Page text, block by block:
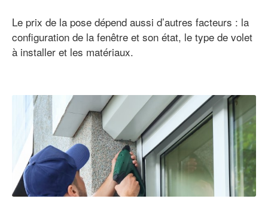
Le prix de la pose dépend aussi d’autres facteurs : la
configuration de la fenêtre et son état, le type de volet
à installer et les matériaux.